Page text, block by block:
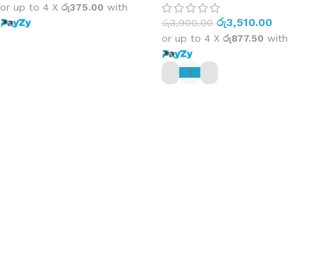
or up to 4 X රු375.00 with
රු3,900.00 රු3,510.00
or up to 4 X රු877.50 with